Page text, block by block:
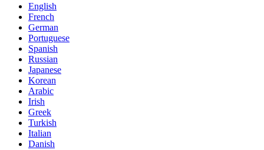
English
French
German
Portuguese
Spanish
Russian
Japanese
Korean
Arabic
Irish
Greek
Turkish
Italian
Danish